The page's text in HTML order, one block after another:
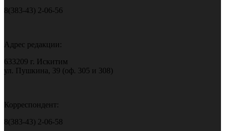
8(383-43) 2-06-56
Адрес редакции:
633209 г. Искитим
ул. Пушкина, 39 (оф. 305 и 308)
Корреспондент:
8(383-43) 2-06-58